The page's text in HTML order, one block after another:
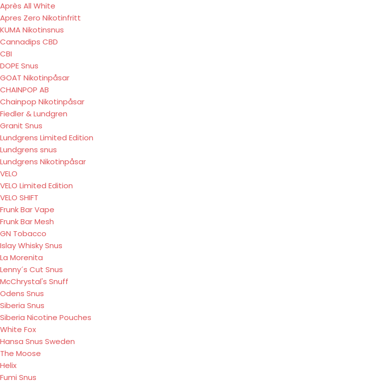
Après All White
Apres Zero Nikotinfritt
KUMA Nikotinsnus
Cannadips CBD
CBI
DOPE Snus
GOAT Nikotinpåsar
CHAINPOP AB
Chainpop Nikotinpåsar
Fiedler & Lundgren
Granit Snus
Lundgrens Limited Edition
Lundgrens snus
Lundgrens Nikotinpåsar
VELO
VELO Limited Edition
VELO SHIFT
Frunk Bar Vape
Frunk Bar Mesh
GN Tobacco
Islay Whisky Snus
La Morenita
Lenny´s Cut Snus
McChrystal's Snuff
Odens Snus
Siberia Snus
Siberia Nicotine Pouches
White Fox
Hansa Snus Sweden
The Moose
Helix
Fumi Snus